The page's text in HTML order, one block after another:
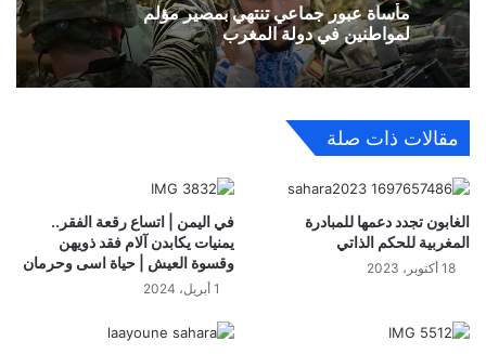
مأساة عبور جماعي تنتهي بمصير مؤلم
لمواطنين في دولة المغرب
مقالات ذات صلة
الغابون تجدد دعمها للمبادرة
المغربية للحكم الذاتي
18 أكتوبر، 2023
في اليمن | اتساع رقعة الفقر..
يمنيات يكابدن آلام فقد ذويهن
وقسوة العيش | حياة اسى وحرمان
1 أبريل، 2024